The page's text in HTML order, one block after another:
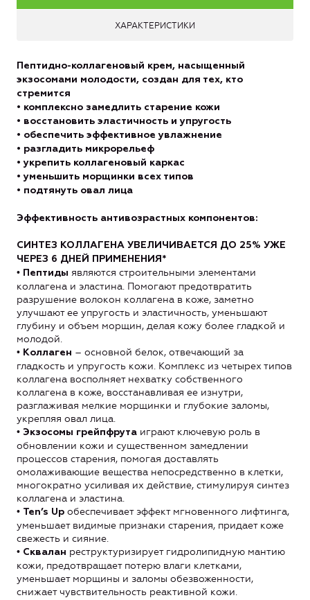
ХАРАКТЕРИСТИКИ
Пептидно-коллагеновый крем, насыщенный
экзосомами молодости, создан для тех, кто
стремится
• комплексно замедлить старение кожи
• восстановить эластичность и упругость
• обеспечить эффективное увлажнение
• разгладить микрорельеф
• укрепить коллагеновый каркас
• уменьшить морщинки всех типов
• подтянуть овал лица
Эффективность антивозрастных компонентов:
СИНТЕЗ КОЛЛАГЕНА УВЕЛИЧИВАЕТСЯ ДО 25% УЖЕ
ЧЕРЕЗ 6 ДНЕЙ ПРИМЕНЕНИЯ*
• Пептиды являются строительными элементами
коллагена и эластина. Помогают предотвратить
разрушение волокон коллагена в коже, заметно
улучшают ее упругость и эластичность, уменьшают
глубину и объем морщин, делая кожу более гладкой и
молодой.
• Коллаген – основной белок, отвечающий за
гладкость и упругость кожи. Комплекс из четырех типов
коллагена восполняет нехватку собственного
коллагена в коже, восстанавливая ее изнутри,
разглаживая мелкие морщинки и глубокие заломы,
укрепляя овал лица.
• Экзосомы грейпфрута играют ключевую роль в
обновлении кожи и существенном замедлении
процессов старения, помогая доставлять
омолаживающие вещества непосредственно в клетки,
многократно усиливая их действие, стимулируя синтез
коллагена и эластина.
• Ten’s Up обеспечивает эффект мгновенного лифтинга,
уменьшает видимые признаки старения, придает коже
свежесть и сияние.
• Сквалан реструктуризирует гидролипидную мантию
кожи, предотвращает потерю влаги клетками,
уменьшает морщины и заломы обезвоженности,
снижает чувствительность реактивной кожи.